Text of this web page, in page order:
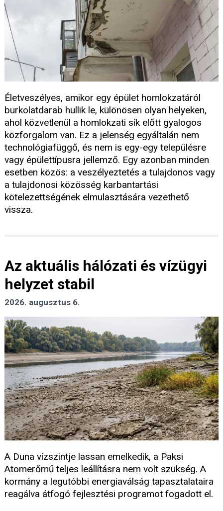
Életveszélyes, amikor egy épület homlokzatáról
burkolatdarab hullik le, különösen olyan helyeken,
ahol közvetlenül a homlokzati sík előtt gyalogos
közforgalom van. Ez a jelenség egyáltalán nem
technológiafüggő, és nem is egy-egy településre
vagy épülettípusra jellemző. Egy azonban minden
esetben közös: a veszélyeztetés a tulajdonos vagy
a tulajdonosi közösség karbantartási
kötelezettségének elmulasztására vezethető
vissza.
Az aktuális hálózati és vízügyi
helyzet stabil
2026. augusztus 6.
A Duna vízszintje lassan emelkedik, a Paksi
Atomerőmű teljes leállításra nem volt szükség. A
kormány a legutóbbi energiaválság tapasztalataira
reagálva átfogó fejlesztési programot fogadott el.